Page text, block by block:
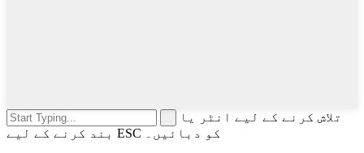
تلاش کرنے کے لیے انٹر یا
بند کرنے کے لیے ESC کو دبائیں۔